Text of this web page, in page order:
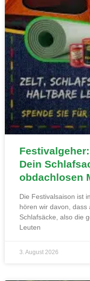
Dein
obdachlosen
Die Festivalsaison ist
hören wir davon, dass
Schlafsäcke, also die
Leuten
3. August 2026